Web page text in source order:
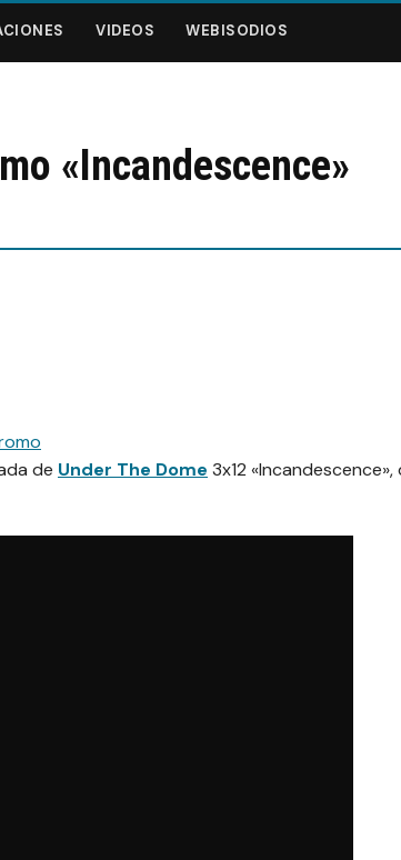
VIDEOS WEBISODIOS
«Incandescence»
de Under The Dome 3x12 «Incandescence»,